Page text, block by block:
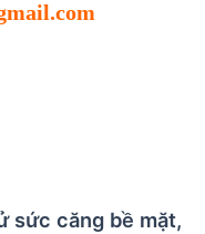
sức căng bề mặt,